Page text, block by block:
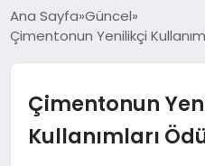
EKONOMI
EĞITIM
Ana Sayfa Güncel
Çimentonun Yenilikçi
Çimentonun
Kullanımları